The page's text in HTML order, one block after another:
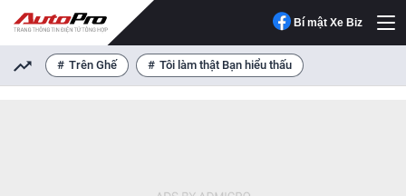
Bí mật Xe Biz
Trên Ghế Tôi làm thật Bạn hiểu thấu